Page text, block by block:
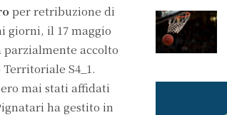
per retribuzione di
giorni, il 17 maggio
parzialmente accolto
S4_1.
mai stati affidati
ha gestito in